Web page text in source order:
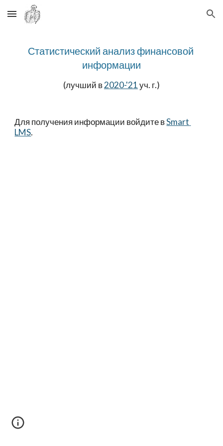
Skip to main content Skip to navigation
Статистический анализ финансовой
информации
(лучший в 2020-'21 уч. г.)
Для получения информации войдите в Smart
LMS.